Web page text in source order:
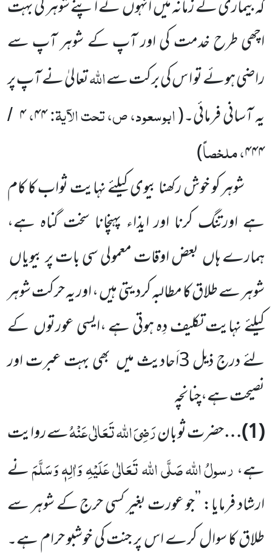
کہ بیماری کے زمانہ میںانہوںنے اپنے شوہر کی بہت
اچھی طرح خدمت کی اور آپ کے شوہر آپ سے
راضی ہوئے تو ا س کی برکت سےاللہتعالیٰ نے آپ پر
یہ آسانی فرمائی۔(ابوسعود، ص، تحت الآیۃ:۴۴،۴ /
۴۴۴، ملخصاً)
شوہر کو خوش رکھنا بیوی کیلئے نہایت ثواب کا کام
ہے اورتنگ کرنا اور ایذاء پہنچانا سخت گناہ ہے،
ہمارے ہاںبعض اوقات معمولی سی بات پر بیویاں
شوہر سے طلاق کا مطالبہ کردیتی ہیں ، اور یہ حرکت شوہر
کیلئے نہایت تکلیف دِہ ہوتی ہے ،ایسی عورتوںکے
لئے درج ذیل3اَحادیث میں بھی بہت عبرت اور
نصیحت ہے،چنانچہ
(
1
)…حضرت ثوبانرَضِیَ اللہ تَعَالٰی عَنْہُسے روایت
ہے،رسولُاللہصَلَّی اللہ تَعَالٰی عَلَیْہِ وَاٰلِہٖ وَسَلَّمَنے
ارشاد فرمایا: ’’جو عورت بغیر کسی حرج کے شوہر سے
طلاق کا سوال کرے اس پر جنت کی خوشبو حرام ہے۔